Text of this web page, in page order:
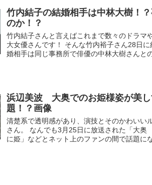
竹内結子の結婚相手は中林大樹！
のか！？
竹内結子さんと言えばこれまで数々のドラマ
大女優さんです！ そんな竹内裕子さん28日
婚相手は同じ事務所で俳優の中林大樹さんと
浜辺美波 大奥でのお姫様姿が美
題！？画像
清楚系で透明感があり、演技とそのかわいい
さん。 なんでも3月25日に放送された「大
に姫」などとネット上のファンの間で話題に